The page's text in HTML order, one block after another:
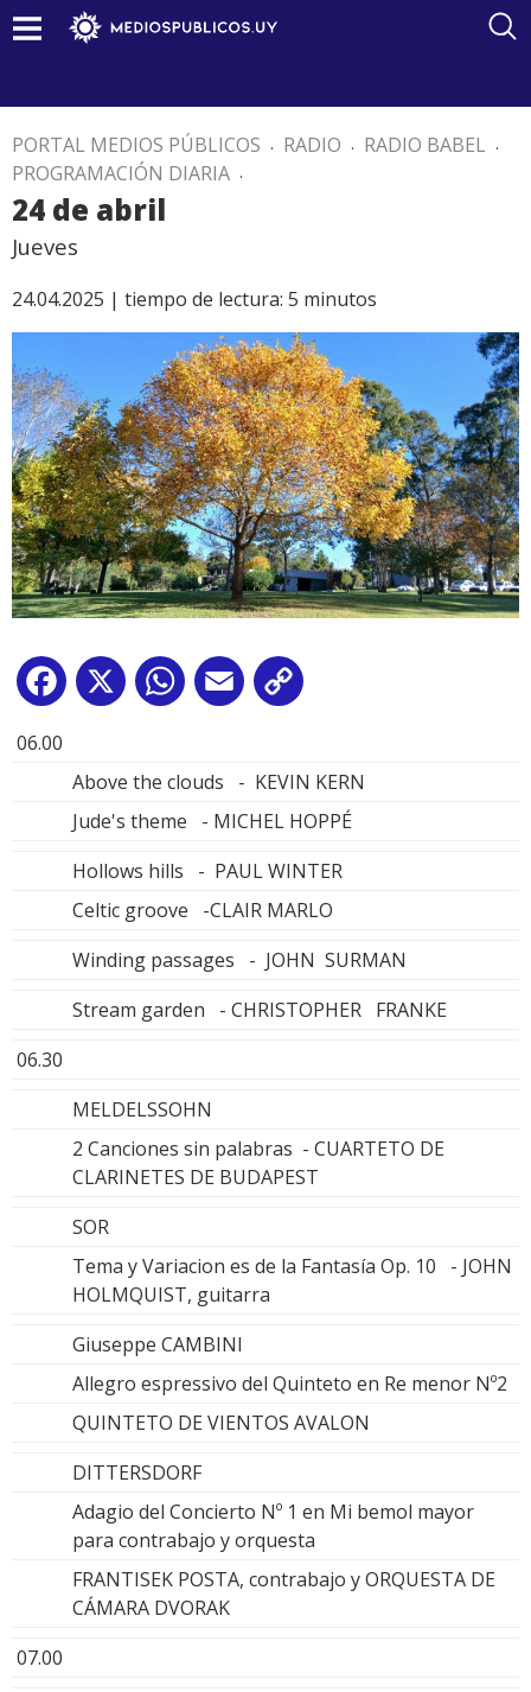
PORTAL MEDIOS PÚBLICOS . RADIO . RADIO BABEL .
PROGRAMACIÓN DIARIA .
24 de abril
Jueves
24.04.2025 | tiempo de lectura: 5 minutos
Facebook
X WhatsApp
Email
06.00
Above the clouds - KEVIN KERN
Jude's theme - MICHEL HOPPÉ
Hollows hills - PAUL WINTER
Celtic groove -CLAIR MARLO
Winding passages - JOHN SURMAN
Stream garden - CHRISTOPHER FRANKE
06.30
MELDELSSOHN
2 Canciones sin palabras - CUARTETO DE
CLARINETES DE BUDAPEST
SOR
Tema y Variacion es de la Fantasía Op. 10 - JOHN
HOLMQUIST, guitarra
Giuseppe CAMBINI
Allegro espressivo del Quinteto en Re menor Nº2
QUINTETO DE VIENTOS AVALON
DITTERSDORF
Adagio del Concierto Nº 1 en Mi bemol mayor
para contrabajo y orquesta
FRANTISEK POSTA, contrabajo y ORQUESTA DE
CÁMARA DVORAK
07.00